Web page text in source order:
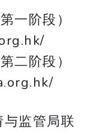
一阶段）
二阶段）
监管局联